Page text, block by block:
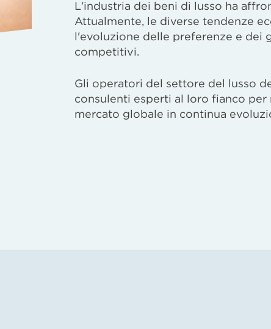
L'industria dei beni di lusso ha
Attualmente, le diverse tendenze
l'evoluzione delle preferenze e dei
competitivi.
Gli operatori del settore del lusso
consulenti esperti al loro fianco
mercato globale in continua